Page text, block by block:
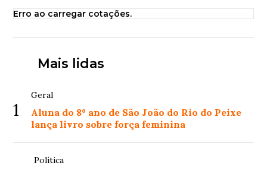
Erro ao carregar cotações.
Mais lidas
1
Geral
Aluna do 8º ano de São João do Rio do Peixe
lança livro sobre força feminina
Política